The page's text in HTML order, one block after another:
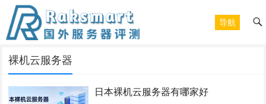
导航
裸机云服务器
日本裸机云服务器有哪家好